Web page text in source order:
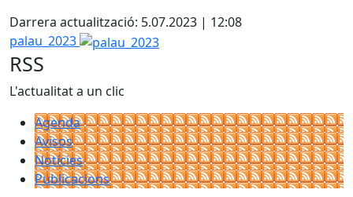
Darrera actualització: 5.07.2023 | 12:08
palau_2023
RSS
L'actualitat a un clic
Agenda
Avisos
Notícies
Publicacions